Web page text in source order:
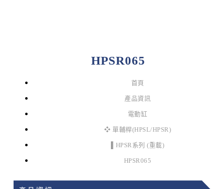
HPSR065
首頁
產品資訊
電動缸
❖ 單輔桿(HPSL/HPSR)
▌HPSR系列 (重載)
HPSR065